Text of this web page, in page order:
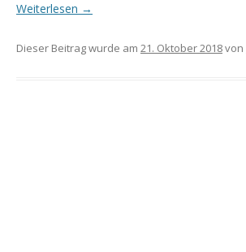
Weiterlesen →
Dieser Beitrag wurde am 21. Oktober 2018von